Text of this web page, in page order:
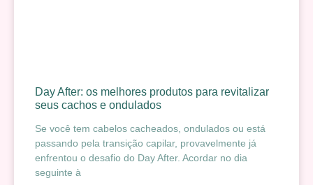
Day After: os melhores produtos para revitalizar
seus cachos e ondulados
Se você tem cabelos cacheados, ondulados ou está
passando pela transição capilar, provavelmente já
enfrentou o desafio do Day After. Acordar no dia
seguinte à